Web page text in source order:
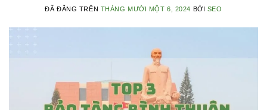
ĐÃ ĐĂNG TRÊN THÁNG MƯỜI MỘT 6, 2024 BỞI SEO